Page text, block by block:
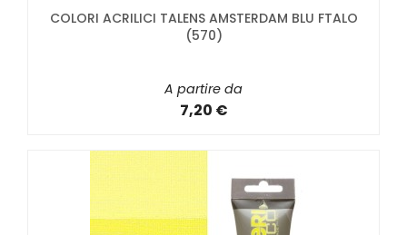
COLORI ACRILICI TALENS AMSTERDAM BLU FTALO
(570)
A partire da
7,20 €